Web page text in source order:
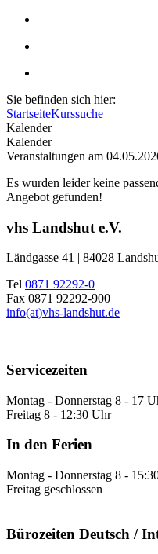
Sie befinden sich hier:
StartseiteKurssuche
Kalender
Kalender
Veranstaltungen am
Es wurden leider keine
Angebot gefunden!
vhs Landshut e.V.
Ländgasse 41 | 84028
Tel 0871 92292-0
Fax 0871 92292-900
info(at)vhs-landshut.de
Servicezeiten
Montag - Donnerstag 8 - 17
Freitag 8 - 12:30 Uhr
In den Ferien
Montag - Donnerstag 8 -
Freitag geschlossen
Bürozeiten Deutsch /